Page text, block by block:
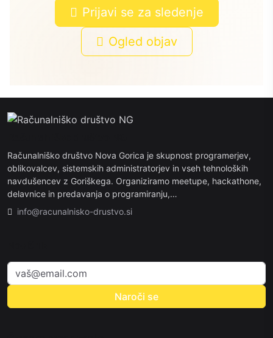
Prijavi se za sledenje
Ogled objav
Računalniško društvo Nova Gorica je skupnost programerjev,
oblikovalcev, sistemskih administratorjev in vseh tehnoloških
navdušencev z Goriškega. Organiziramo meetupe, hackathone,
delavnice in predavanja o programiranju,…
info@racunalnisko-drustvo.si
Naroči se